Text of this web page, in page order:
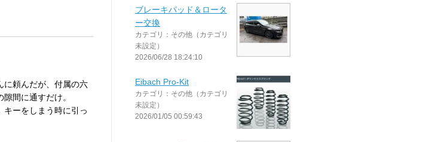
に頼んだが、付属の六
間に通すだけ。
キーをしまう時に引っ
ブレーキパッド＆ロータ
ー交換
カテゴリ：その他（カテゴリ
未設定）
2026/06/28 18:24:10
Eibach Pro-Kit
カテゴリ：その他（カテゴリ
未設定）
2026/01/05 00:59:43